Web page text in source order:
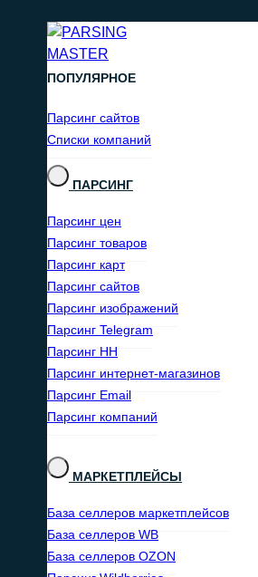
ПОПУЛЯРНОЕ
Парсинг сайтов
Списки компаний
ПАРСИНГ
Парсинг цен
Парсинг товаров
Парсинг карт
Парсинг сайтов
Парсинг изображений
Парсинг Telegram
Парсинг HH
Парсинг интернет-магазинов
Парсинг Email
Парсинг компаний
МАРКЕТПЛЕЙСЫ
База селлеров маркетплейсов
База селлеров WB
База селлеров OZON